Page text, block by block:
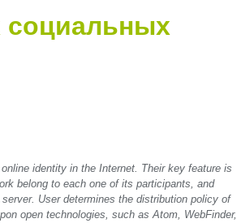
социальных
identity in the Internet. Their key feature is
belong to each one of its participants, and
User determines the distribution policy of
open technologies, such as Atom, WebFinder,